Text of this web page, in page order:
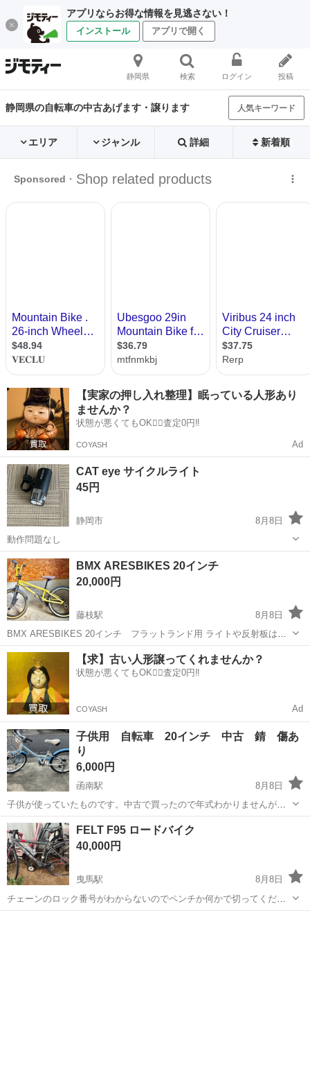
アプリならお得な情報を見逃さない！
インストール アプリで開く
静岡県 検索 ログイン 投稿
静岡県の自転車の中古あげます・譲ります 人気キーワード
エリア ジャンル 詳細 新着順
【実家の押し入れ整理】眠っている人形あり
ませんか？
状態が悪くてもOK🙆‍♀️査定0円‼️
COYASH Ad
CAT eye サイクルライト
45円
静岡市
8月8日
動作問題なし
静岡 静岡市
BMX ARESBIKES 20インチ
20,000円
藤枝駅
8月8日
BMX ARESBIKES 20インチ フラットランド用 ライトや反射板は付
いていないので公道を走ることはできないと思います。 6年程前に購
入後、1年ほど使用しその後室内保管しています。 詳しくないのでサ
イズ等は書けま...
静岡 藤枝市 藤枝駅 BMX ARESBIKES
【求】古い人形譲ってくれませんか？
状態が悪くてもOK🙆‍♀️査定0円‼️
COYASH Ad
子供用 自転車 20インチ 中古 錆 傷あ
り
6,000円
函南駅
8月8日
子供が使っていたものです。中古で買ったので年式わかりませんが、
当方で三年くらい使ってます。ギア6段。カゴ、チェーンに錆が多いで
す。グリップ、塗装に割れあり。ライトはつきません。傷など多いた
め、直接ご覧になってお決めいただいて...
静岡 田方郡 その他
FELT F95 ロードバイク
40,000円
曳馬駅
8月8日
チェーンのロック番号がわからないのでペンチか何かで切ってくださ
い